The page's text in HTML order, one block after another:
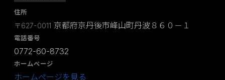
住所
〒627-0011 京都府京丹後市峰山町丹波８６０－１
電話番号
0772-60-8732
ホームページ
ホームページを見る